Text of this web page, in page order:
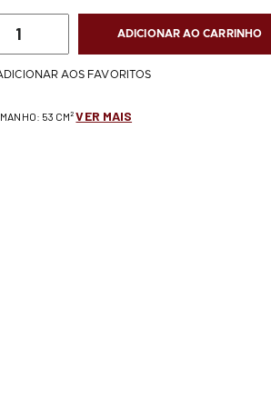
ADICIONAR AO CARRINHO
AOS FAVORITOS
53 CM²VER MAIS